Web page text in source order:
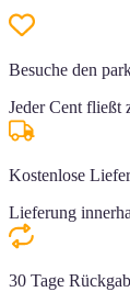
Besuche den
Jeder Cent fließt
Kostenlose
Lieferung
30 Tage